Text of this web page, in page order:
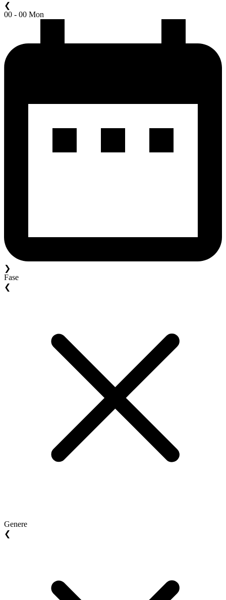
❮
00 - 00 Mon
❯
Fase
❮
Genere
❮